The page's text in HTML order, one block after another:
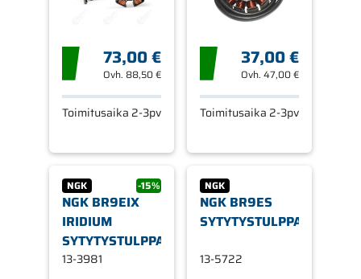
73,00 €
Ovh. 88,50 €
Toimitusaika 2-3pv
37,00 €
Ovh.47,00 €
Toimitusaika 2-3pv
NGK -15%
NGK BR9EIX
IRIDIUM
SYTYTYSTULPPA
13-3981
NGK
NGK BR9ES
SYTYTYSTULPPA
13-5722